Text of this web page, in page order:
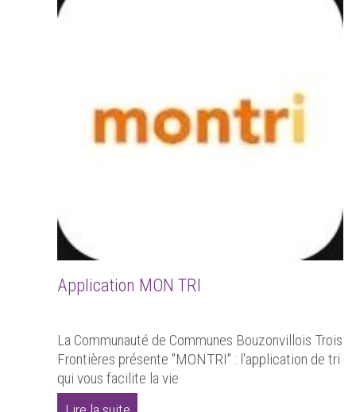
Application MON TRI
La Communauté de Communes Bouzonvillois Trois
Frontières présente "MONTRI" : l'application de tri
qui vous facilite la vie